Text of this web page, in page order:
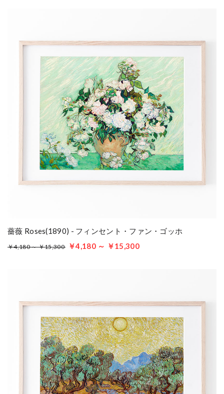
薔薇 Roses(1890) - フィンセント・ファン・ゴッホ
￥4,180 ～ ￥15,300 ￥4,180 ～ ￥15,300